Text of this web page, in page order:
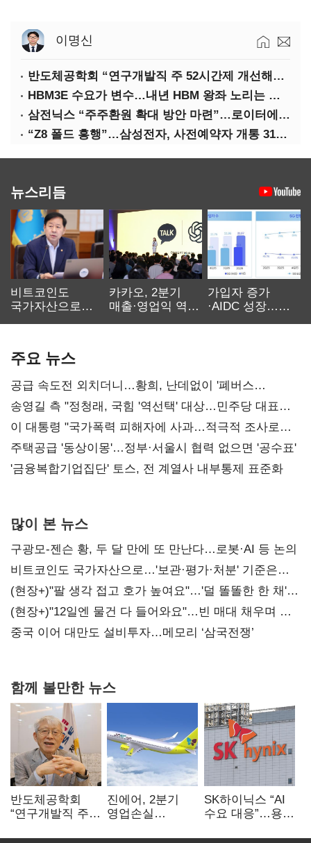
이명신
반도체공학회 “연구개발직 주 52시간제 개선해야”
HBM3E 수요가 변수…내년 HBM 왕좌 노리는 삼성
삼전닉스 “주주환원 확대 방안 마련”…로이터에 성명 보내
“Z8 폴드 흥행”…삼성전자, 사전예약자 개통 31일까지 연장
뉴스리듬
비트코인도
국가자산으로…'
카카오, 2분기
매출·영업익 역대
가입자 증가
·AIDC 성장…
주요 뉴스
공급 속도전 외치더니…황희, 난데없이 '폐버스
리모델링' 제안
송영길 측 "정청래, 국힘 '역선택' 대상…민주당 대표로
총선 지휘 못해"
이 대통령 "국가폭력 피해자에 사과…적극적 조사로
진실 밝혀야"
주택공급 '동상이몽'…정부·서울시 협력 없으면 '공수표'
'금융복합기업집단' 토스, 전 계열사 내부통제 표준화
많이 본 뉴스
구광모-젠슨 황, 두 달 만에 또 만난다…로봇·AI 등 논의
비트코인도 국가자산으로…'보관·평가·처분' 기준은
숙제
(현장+)"팔 생각 접고 호가 높여요"…'덜 똘똘한 한 채'
20억 키맞추기
(현장+)"12일엔 물건 다 들어와요"…빈 매대 채우며 문
연 홈플러스
중국 이어 대만도 설비투자…메모리 ‘삼국전쟁’
함께 볼만한 뉴스
반도체공학회
“연구개발직 주
진에어, 2분기
영업손실
SK하이닉스 “AI
수요 대응”…용인